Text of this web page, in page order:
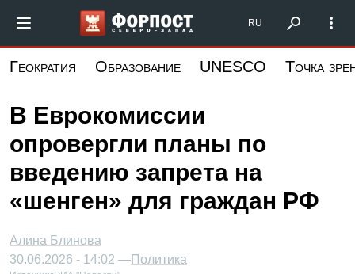
основному
Форпост Северо-Запад
RU
Геократия Образование UNESCO Точка
В Еврокомиссии
опровергли планы по
введению запрета на
«шенген» для граждан РФ
Алина Блинова
30.06.2026 - 14:02 —Политика